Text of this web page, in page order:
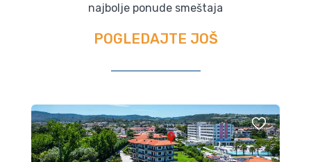
najbolje ponude smeštaja
POGLEDAJTE JOŠ